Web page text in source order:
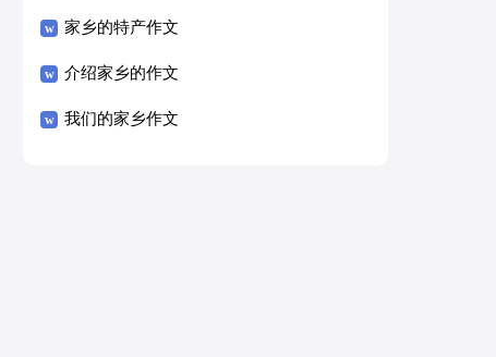
家乡的特产作文
介绍家乡的作文
我们的家乡作文